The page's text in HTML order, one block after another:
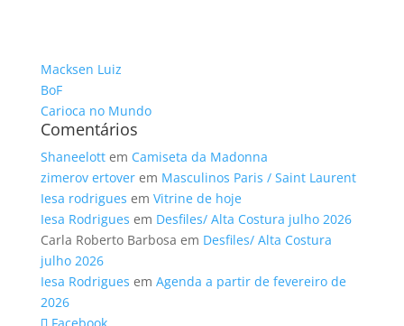
Macksen Luiz
BoF
Carioca no Mundo
Comentários
Shaneelottem Camiseta da Madonna
zimerov ertoverem Masculinos Paris / Saint Laurent
Iesa rodrigues em Vitrine de hoje
Iesa Rodrigues em Desfiles/ Alta Costura julho 2026
Carla Roberto Barbosa em Desfiles/ Alta Costura
julho 2026
Iesa Rodrigues em Agenda a partir de fevereiro de
2026